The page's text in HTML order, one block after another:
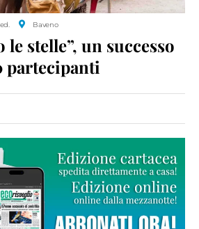
Baveno
le stelle”, un successo
partecipanti